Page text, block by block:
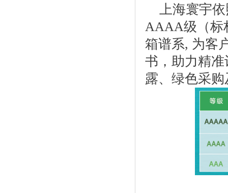
上海寰宇
AAAA级（标
箱谱系, 为客
书，助力精
露、绿色采